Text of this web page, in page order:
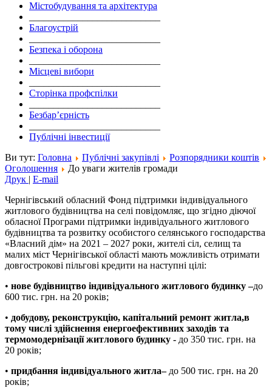
Містобудування та архітектура
Благоустрій
Безпека і оборона
Місцеві вибори
Сторінка профспілки
Безбар’єрність
Публічні інвестиції
Ви тут: Головна Публічні закупівлі
Розпорядники коштів
Оголошення
До уваги жителів громади
Друк | E-mail
Чернігівський обласний Фонд підтримки індивідуального
житлового будівництва на селі повідомляє, що згідно діючої
обласної Програми підтримки індивідуального житлового
будівництва та розвитку особистого селянського господарства
«Власний дім» на 2021 – 2027 роки, жителі сіл, селищ та
малих міст Чернігівської області мають можливість отримати
довгострокові пільгові кредити на наступні цілі:
• нове будівництво індивідуального житлового будинку–до
600 тис. грн. на 20 років;
• добудову, реконструкцію, капітальний ремонт житла,в
тому числі здійснення енергоефективних заходів та
термомодернізації житлового будинку - до 350 тис. грн. на
20 років;
• придбання індивідуального житла–до 500 тис. грн. на 20
років;